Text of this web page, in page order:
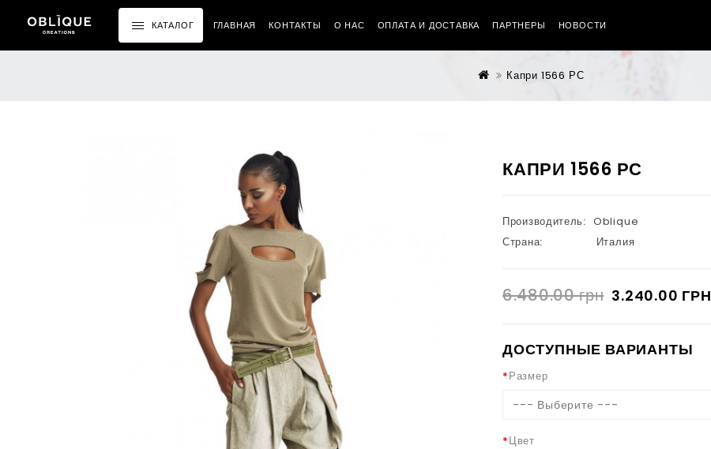
ГЛАВНАЯ КОНТАКТЫ О НАС ОПЛАТА И ДОСТАВКА ПАРТНЕРЫ
КАТАЛОГ НОВОСТИ
Капри 1566 РС
КАПРИ 1566 РС
Производитель: Oblique
Страна:
Италия
6.480.00 грн 3.240.00 ГРН
ДОСТУПНЫЕ ВАРИАНТЫ
Размер
--- Выберите ---
Цвет